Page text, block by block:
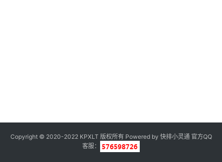
Copyright © 2020-2022 KPXLT 版权所有 Powered by 快排小灵通 官方QQ
客服：